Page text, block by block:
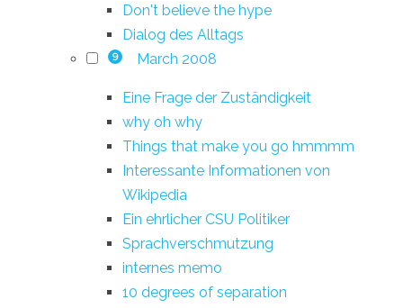
Don't believe the hype
Dialog des Alltags
9 March 2008
Eine Frage der Zuständigkeit
why oh why
Things that make you go hmmmm
Interessante Informationen von
Wikipedia
Ein ehrlicher CSU Politiker
Sprachverschmutzung
internes memo
10 degrees of separation